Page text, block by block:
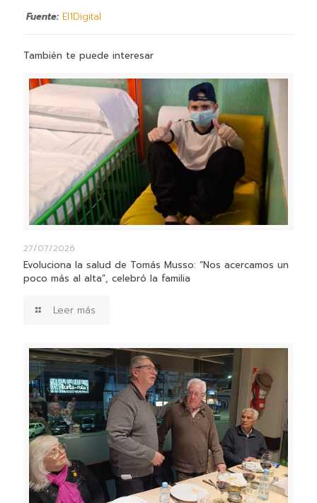
Fuente: El1Digital
También te puede interesar
27/07/2026
Evoluciona la salud de Tomás Musso: “Nos acercamos un
poco más al alta”, celebró la familia
Leer más